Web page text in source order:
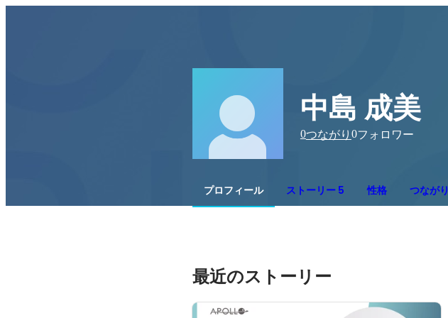
中島 成美
0つながり 0フォロワー
プロフィール ストーリー 5 性格 つながり
最近のストーリー